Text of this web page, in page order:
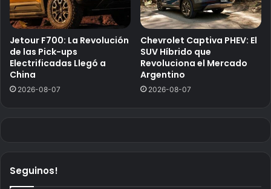
Jetour F700: La Revolución
de las Pick-ups
Electrificadas Llegó a
China
2026-08-07
Chevrolet Captiva PHEV: El
SUV Híbrido que
Revoluciona el Mercado
Argentino
2026-08-07
Seguinos!